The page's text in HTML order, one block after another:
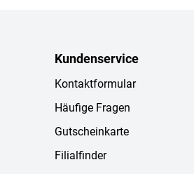
Kundenservice
Kontaktformular
Häufige Fragen
Gutscheinkarte
Filialfinder